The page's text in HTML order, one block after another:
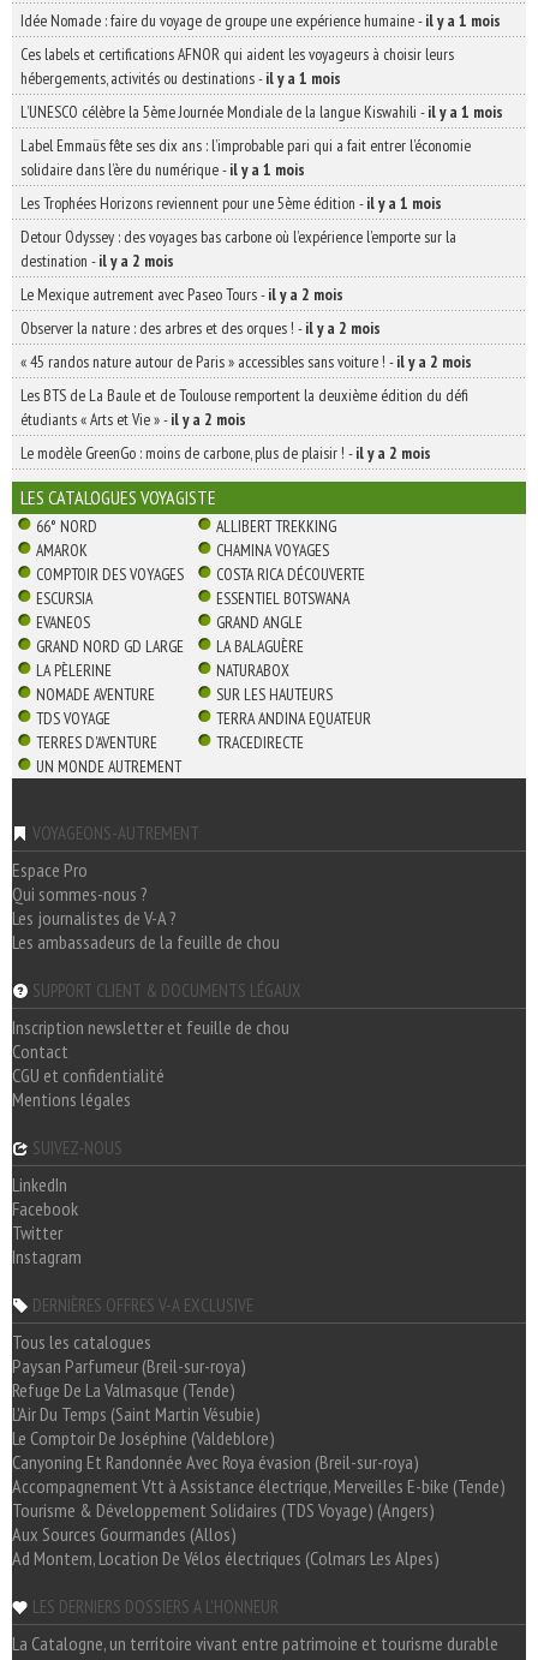
Idée Nomade : faire du voyage de groupe une expérience humaine-il y a 1 mois
Ces labels et certifications AFNOR qui aident les voyageurs à choisir leurs
hébergements, activités ou destinations-il y a 1 mois
L’UNESCO célèbre la 5ème Journée Mondiale de la langue Kiswahili -il y a 1 mois
Label Emmaüs fête ses dix ans : l’improbable pari qui a fait entrer l’économie
solidaire dans l’ère du numérique-il y a 1 mois
Les Trophées Horizons reviennent pour une 5ème édition -il y a 1 mois
Detour Odyssey : des voyages bas carbone où l’expérience l’emporte sur la
destination -il y a 2 mois
Le Mexique autrement avec Paseo Tours-il y a 2 mois
Observer la nature : des arbres et des orques ! -il y a 2 mois
« 45 randos nature autour de Paris » accessibles sans voiture ! -il y a 2 mois
Les BTS de La Baule et de Toulouse remportent la deuxième édition du défi
étudiants « Arts et Vie »-il y a 2 mois
Le modèle GreenGo : moins de carbone, plus de plaisir ! -il y a 2 mois
LES CATALOGUES VOYAGISTE
66° NORD
ALLIBERT TREKKING
AMAROK
CHAMINA VOYAGES
COMPTOIR DES VOYAGES
COSTA RICA DÉCOUVERTE
ESCURSIA
ESSENTIEL BOTSWANA
EVANEOS
GRAND ANGLE
GRAND NORD GD LARGE
LA BALAGUÈRE
LA PÈLERINE
NATURABOX
NOMADE AVENTURE
SUR LES HAUTEURS
TDS VOYAGE
TERRA ANDINA EQUATEUR
TERRES D'AVENTURE
TRACEDIRECTE
UN MONDE AUTREMENT
VOYAGEONS-AUTREMENT
Espace Pro
Qui sommes-nous ?
Les journalistes de V-A ?
Les ambassadeurs de la feuille de chou
SUPPORT CLIENT & DOCUMENTS LÉGAUX
Inscription newsletter et feuille de chou
Contact
CGU et confidentialité
Mentions légales
SUIVEZ-NOUS
LinkedIn
Facebook
Twitter
Instagram
DERNIÈRES OFFRES V-A EXCLUSIVE
Tous les catalogues
Paysan Parfumeur (Breil-sur-roya)
Refuge De La Valmasque (Tende)
L'Air Du Temps (Saint Martin Vésubie)
Le Comptoir De Joséphine (Valdeblore)
Canyoning Et Randonnée Avec Roya évasion (Breil-sur-roya)
Accompagnement Vtt à Assistance électrique, Merveilles E-bike (Tende)
Tourisme & Développement Solidaires (TDS Voyage) (Angers)
Aux Sources Gourmandes (Allos)
Ad Montem, Location De Vélos électriques (Colmars Les Alpes)
LES DERNIERS DOSSIERS A L'HONNEUR
La Catalogne, un territoire vivant entre patrimoine et tourisme durable